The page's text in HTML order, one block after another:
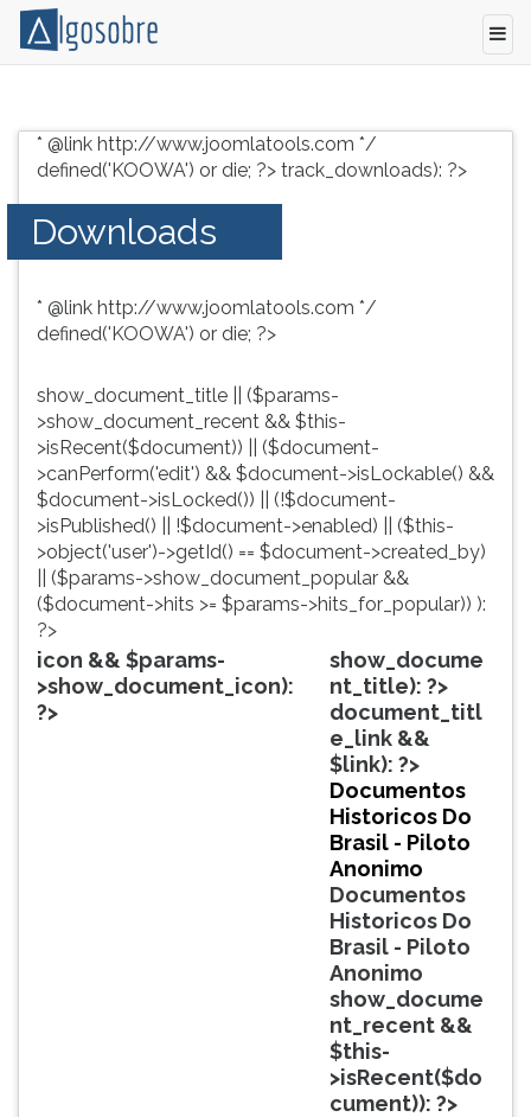
grátis
vestibular,
enem
concursos.
resumos
livros,
biografias,
profissões,
simulados
comentados.
Acessibilidade
leitor
TAB
depois
F
para
ouvir
conteúdo
principal
pular
essa
leitura
pressione
depois
pausar
* @link http://www.joomlatools.com */
defined('KOOWA') or die; ?> track_downloads): ?>
Downloads
* @link http://www.joomlatools.com */
defined('KOOWA') or die; ?>
show_document_title || ($params-
>show_document_recent && $this-
>isRecent($document)) || ($document-
>canPerform('edit') && $document->isLockable() &&
$document->isLocked()) || (!$document-
>isPublished() || !$document->enabled) || ($this-
>object('user')->getId() == $document->created_by)
|| ($params->show_document_popular &&
($document->hits >= $params->hits_for_popular)) ):
?>
icon && $params-
>show_document_icon):
?>
show_docume
nt_title): ?>
document_titl
e_link &&
$link): ?>
Documentos
Historicos Do
Brasil - Piloto
Anonimo
Documentos
Historicos Do
Brasil - Piloto
Anonimo
show_docume
nt_recent &&
$this-
>isRecent($do
cument)): ?>